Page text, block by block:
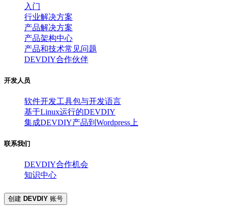
入门
行业解决方案
产品解决方案
产品架构中心
产品和技术常见问题
DEVDIY合作伙伴
开发人员
软件开发工具包与开发语言
基于Linux运行的DEVDIY
集成DEVDIY产品到Wordpress上
联系我们
DEVDIY合作机会
知识中心
创建 DEVDIY 账号